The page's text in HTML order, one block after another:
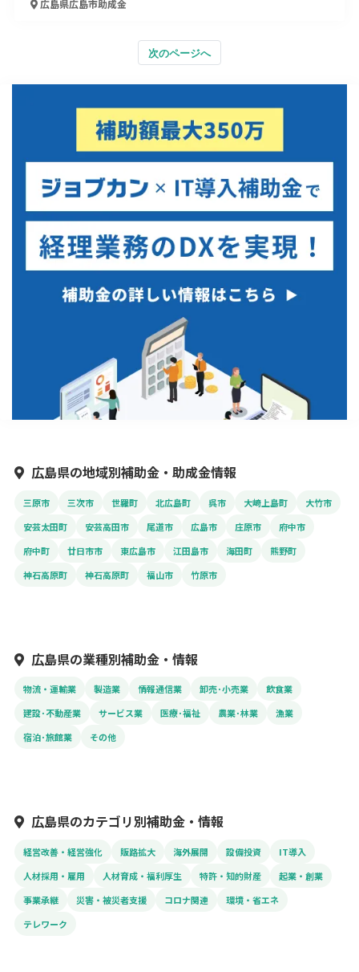
広島県広島市助成金
次のページへ
広島県の地域別補助金・助成金情報
三原市 三次市 世羅町 北広島町 呉市 大崎上島町
大竹市
安芸太田町
安芸高田市 尾道市 広島市 庄原市
府中市
府中町
廿日市市 東広島市 江田島市 海田町
熊野町
神石高原町
神石高原町 福山市 竹原市
広島県の業種別補助金・情報
物流・運輸業 製造業 情報通信業 卸売･小売業
飲食業
建設･不動産業
サービス業 医療･福祉 農業･林業
漁業
宿泊･旅館業
その他
広島県のカテゴリ別補助金・情報
経営改善・経営強化 販路拡大 海外展開 設備投資
IT導入
人材採用・雇用
人材育成・福利厚生 特許・知的財産
起業・創業
事業承継
災害・被災者支援 コロナ関連
環境・省エネ
テレワーク